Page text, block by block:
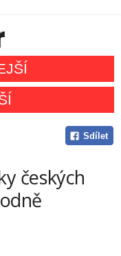
Sdílet
českých